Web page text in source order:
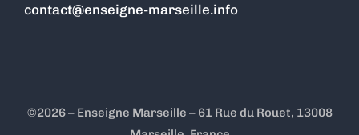
contact@enseigne-marseille.info
©2026 – Enseigne Marseille – 61 Rue du Rouet, 13008